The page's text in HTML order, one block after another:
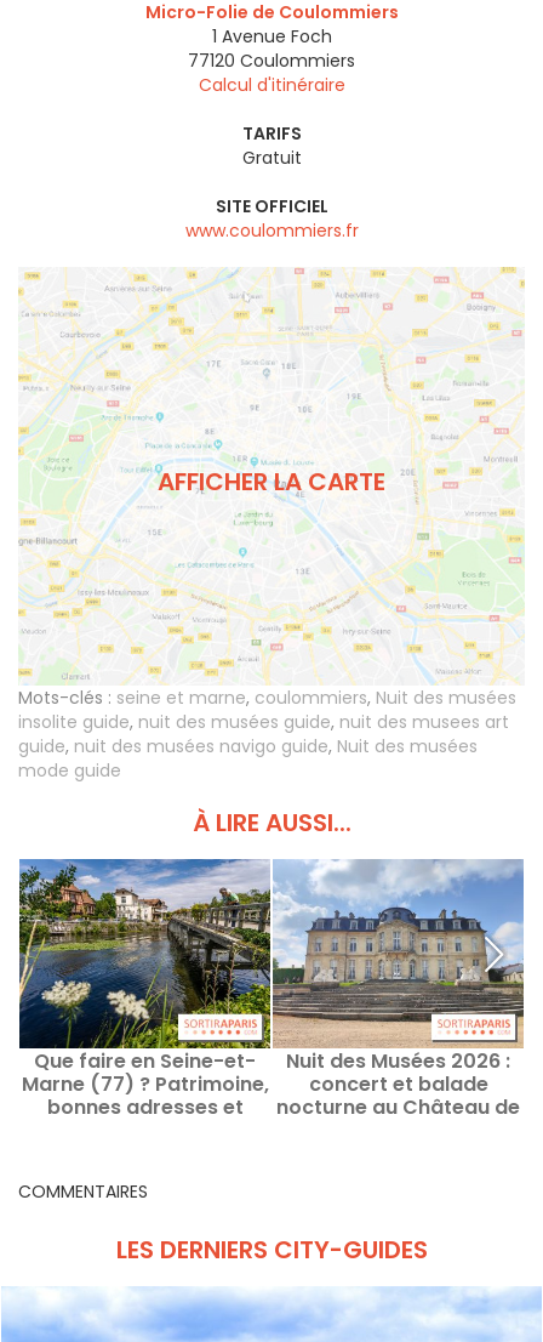
Micro-Folie de Coulommiers
1 Avenue Foch
77120 Coulommiers
Calcul d'itinéraire
TARIFS
Gratuit
SITE OFFICIEL
www.coulommiers.fr
AFFICHER LA CARTE
Mots-clés : seine et marne, coulommiers, Nuit des musées
insolite guide, nuit des musées guide, nuit des musees art
guide, nuit des musées navigo guide, Nuit des musées
mode guide
À LIRE AUSSI...
Que faire en Seine-et-
Marne (77) ? Patrimoine,
bonnes adresses et
Nuit des Musées 2026 :
concert et balade
nocturne au Château de
COMMENTAIRES
LES DERNIERS CITY-GUIDES